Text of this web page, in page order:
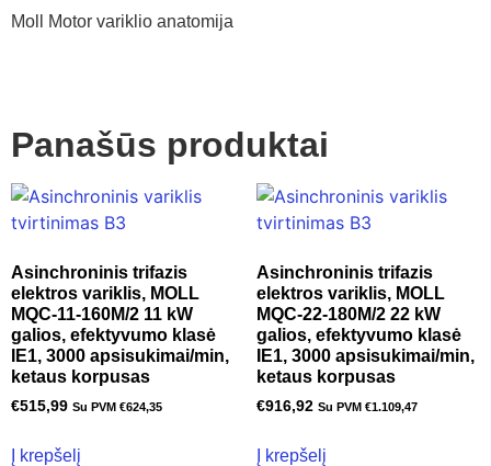
Moll Motor variklio anatomija
Panašūs produktai
Asinchroninis trifazis
elektros variklis, MOLL
MQC-11-160M/2 11 kW
galios, efektyvumo klasė
IE1, 3000 apsisukimai/min,
ketaus korpusas
€515,99 Su PVM €624,35
Į krepšelį
Asinchroninis trifazis
elektros variklis, MOLL
MQC-22-180M/2 22 kW
galios, efektyvumo klasė
IE1, 3000 apsisukimai/min,
ketaus korpusas
€916,92 Su PVM €1.109,47
Į krepšelį